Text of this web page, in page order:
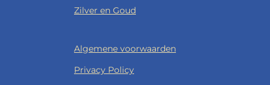
Zilver en Goud
Algemene voorwaarden
Privacy Policy